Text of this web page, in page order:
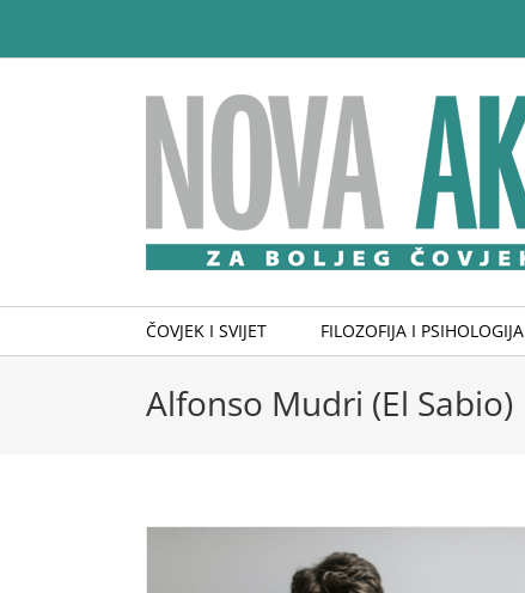
content
ČOVJEK I SVIJET FILOZOFIJA I PSIHOLOGIJA
Alfonso Mudri (El Sabio)